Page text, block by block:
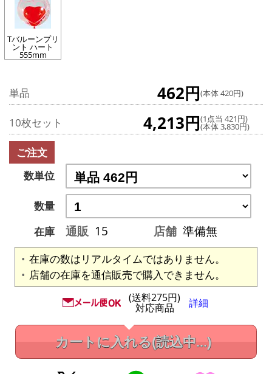
Tバルーンプリ
ント ハート
555mm
単品 462円(本体 420円)
10枚セット 4,213円(1点当 421円)
(本体 3,830円)
ご注文
数単位
数量
在庫
通販 15 店舗 準備無
在庫の数はリアルタイムではありません。
店舗の在庫を通信販売で購入できません。
(送料275円)
対応商品 詳細
カートに入れる(読込中...)